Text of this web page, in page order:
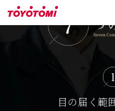
目の届く範